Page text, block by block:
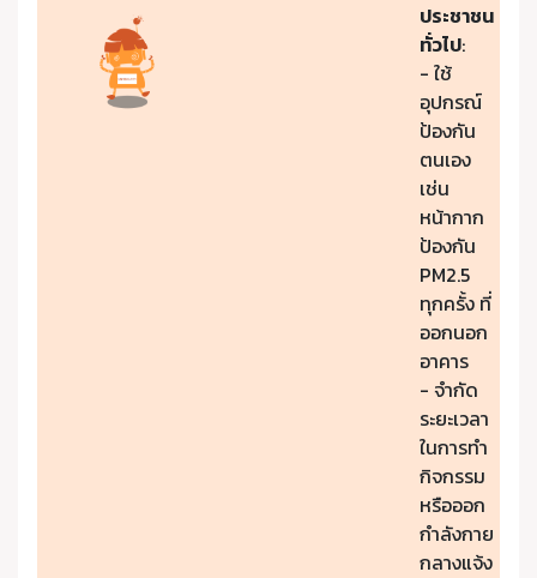
ประชาชน
ทั่วไป:
- ใช้
อุปกรณ์
ป้องกัน
ตนเอง
เช่น
หน้ากาก
ป้องกัน
PM2.5
ทุกครั้ง ที่
ออกนอก
อาคาร
- จำกัด
ระยะเวลา
ในการทำ
กิจกรรม
หรือออก
กำลังกาย
กลางแจ้ง